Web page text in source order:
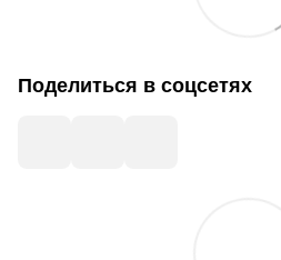
Поделиться в соцсетях